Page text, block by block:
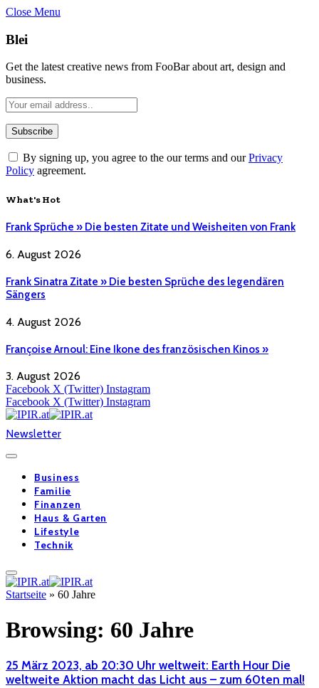
Close Menu
Blei
Get the latest creative news from FooBar about art, design and
business.
By signing up, you agree to the our terms and ourPrivacy
Policy agreement.
What's Hot
Frank Sprüche » Die besten Zitate und Weisheiten von Frank
6. August 2026
Frank Sinatra Zitate » Die besten Sprüche des legendären
Sängers
4. August 2026
Françoise Arnoul: Eine Ikone des französischen Kinos »
3. August 2026
Facebook X (Twitter) Instagram
Facebook X (Twitter) Instagram
Newsletter
Business
Familie
Finanzen
Haus & Garten
Lifestyle
Technik
Startseite » 60 Jahre
Browsing: 60 Jahre
25 März 2023, ab 20:30 Uhr weltweit: Earth Hour Die
weltweite Aktion macht das Licht aus – zum 60ten mal!